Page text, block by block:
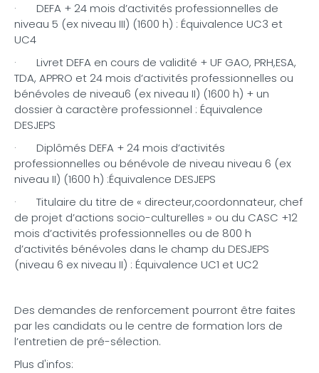
· DEFA + 24 mois d’activités professionnelles de
niveau 5 (ex niveau III) (1600 h) : Équivalence UC3 et
UC4
· Livret DEFA en cours de validité + UF GAO, PRH,ESA,
TDA, APPRO et 24 mois d’activités professionnelles ou
bénévoles de niveau6 (ex niveau II) (1600 h) + un
dossier à caractère professionnel : Équivalence
DESJEPS
· Diplômés DEFA + 24 mois d’activités
professionnelles ou bénévole de niveau niveau 6 (ex
niveau II) (1600 h) :Équivalence DESJEPS
· Titulaire du titre de « directeur,coordonnateur, chef
de projet d’actions socio-culturelles » ou du CASC +12
mois d’activités professionnelles ou de 800 h
d’activités bénévoles dans le champ du DESJEPS
(niveau 6 ex niveau II) : Équivalence UC1 et UC2
Des demandes de renforcement pourront être faites
par les candidats ou le centre de formation lors de
l’entretien de pré-sélection.
Plus d'infos: